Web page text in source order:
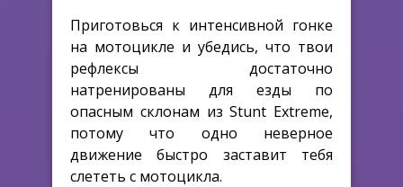
Приготовься к интенсивной гонке
на мотоцикле и убедись, что твои
рефлексы достаточно
натренированы для езды по
опасным склонам из Stunt Extreme,
потому что одно неверное
движение быстро заставит тебя
слететь с мотоцикла.